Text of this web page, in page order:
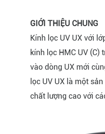
GIỚI THIỆU CHUNG
Kính lọc UV UX với
kính lọc HMC UV (C)
vào dòng UX mới
lọc UV UX là một
chất lượng cao với